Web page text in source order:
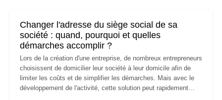
Changer l'adresse du siège social de sa
société : quand, pourquoi et quelles
démarches accomplir ?
Lors de la création d'une entreprise, de nombreux entrepreneurs
choisissent de domicilier leur société à leur domicile afin de
limiter les coûts et de simplifier les démarches. Mais avec le
développement de l'activité, cette solution peut rapidement